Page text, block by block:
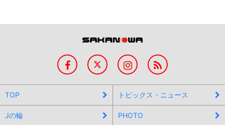
TOP トピックス・ニュース
Jの輪 PHOTO